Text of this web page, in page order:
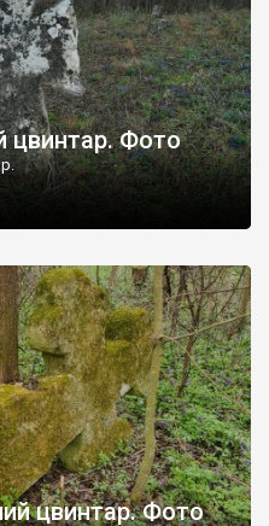
цвинтар. Фото
цвинтар. Фото